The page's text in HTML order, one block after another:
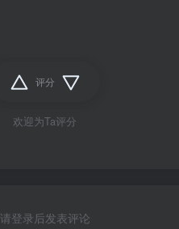
评分
欢迎为Ta评分
请登录后发表评论